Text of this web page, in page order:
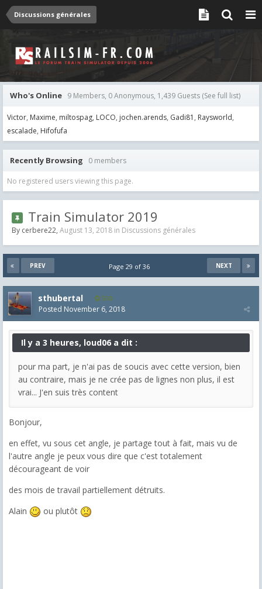
Discussions générales
Who's Online 9 Members, 0 Anonymous, 1,439 Guests (See full list)
Victor Maxime miltospag LOCO jochen.arends Gadi81 Raysworld
escalade Hifofufa
Recently Browsing 0 members
No registered users viewing this page.
Train Simulator 2019
By cerbere22, August 13, 2018 in Discussions générales
PREV NEXT
Page 29 of 36
sthubertal 530
Posted November 6, 2018
Il y a 3 heures, loud06 a dit :
pour ma part, je n'ai pas de soucis avec cette version, bien
au contraire, mais je ne crée pas de lignes non plus, il est
vrai... J'en suis très content
Bonjour,
en effet, vu sous cet angle, je partage tout à fait, mais vu de
l'autre angle je peux vous dire que c'est totalement
décourageant de voir
des mois de travail partiellement détruits.
Alain
ou plutôt